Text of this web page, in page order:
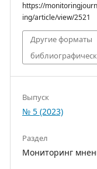
https://
ing/article/view/2521
Другие форматы
Выпуск
№ 5 (2023)
Раздел
Мониторинг